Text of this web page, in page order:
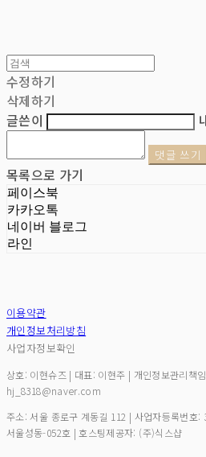
수정하기
삭제하기
글쓴이
댓글 쓰기
목록으로 가기
페이스북
카카오톡
네이버 블로그
라인
이용약관
개인정보처리방침
사업자정보확인
상호: 이현슈즈 | 대표: 이현주 | 개인정보관리책
hj_8318@naver.com
주소: 서울 종로구 계동길 112 | 사업자등록번호:
서울성동-052호 | 호스팅제공자: (주)식스샵